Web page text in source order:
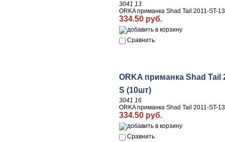
3041 13
ORKA приманка Shad Tail 2011-ST-
334.50 руб.
Сравнить
ORKA приманка Shad Tail
S (10шт)
3041 16
ORKA приманка Shad Tail 2011-ST-
334.50 руб.
Сравнить